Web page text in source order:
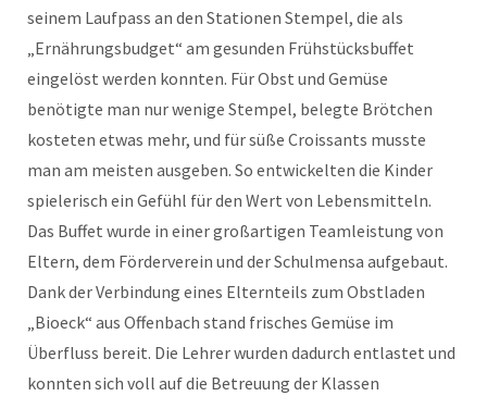
seinem Laufpass an den Stationen Stempel, die als
„Ernährungsbudget“ am gesunden Frühstücksbuffet
eingelöst werden konnten. Für Obst und Gemüse
benötigte man nur wenige Stempel, belegte Brötchen
kosteten etwas mehr, und für süße Croissants musste
man am meisten ausgeben. So entwickelten die Kinder
spielerisch ein Gefühl für den Wert von Lebensmitteln.
Das Buffet wurde in einer großartigen Teamleistung von
Eltern, dem Förderverein und der Schulmensa aufgebaut.
Dank der Verbindung eines Elternteils zum Obstladen
„Bioeck“ aus Offenbach stand frisches Gemüse im
Überfluss bereit. Die Lehrer wurden dadurch entlastet und
konnten sich voll auf die Betreuung der Klassen